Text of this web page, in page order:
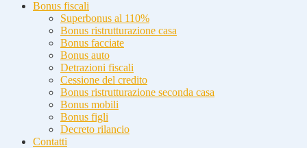
Bonus fiscali
Superbonus al 110%
Bonus ristrutturazione casa
Bonus facciate
Bonus auto
Detrazioni fiscali
Cessione del credito
Bonus ristrutturazione seconda casa
Bonus mobili
Bonus figli
Decreto rilancio
Contatti